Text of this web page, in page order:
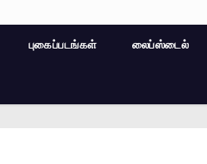
புகைப்படங்கள் லைப்ஸ்டைல்